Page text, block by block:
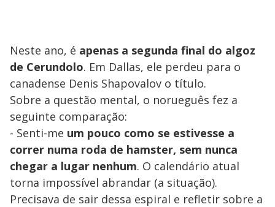
Neste ano, é apenas a segunda final do algoz
de Cerundolo. Em Dallas, ele perdeu para o
canadense Denis Shapovalov o título.
Sobre a questão mental, o norueguês fez a
seguinte comparação:
- Senti-me um pouco como se estivesse a
correr numa roda de hamster, sem nunca
chegar a lugar nenhum. O calendário atual
torna impossível abrandar (a situação).
Precisava de sair dessa espiral e refletir sobre a